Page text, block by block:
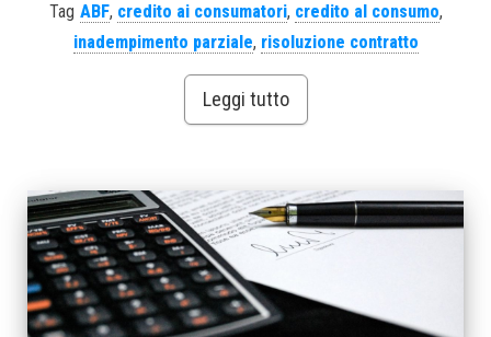
Tag ABF, credito ai consumatori, credito al consumo,
inadempimento parziale, risoluzione contratto
Leggi tutto